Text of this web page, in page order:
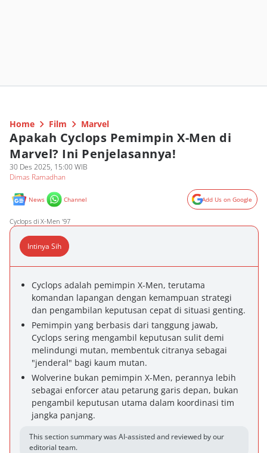
Home Film Marvel
Apakah Cyclops Pemimpin X-Men di
Marvel? Ini Penjelasannya!
30 Des 2025, 15:00 WIB
Dimas Ramadhan
News Channel Add Us on Google
Cyclops di X-Men '97
Intinya Sih
Cyclops adalah pemimpin X-Men, terutama
komandan lapangan dengan kemampuan strategi
dan pengambilan keputusan cepat di situasi genting.
Pemimpin yang berbasis dari tanggung jawab,
Cyclops sering mengambil keputusan sulit demi
melindungi mutan, membentuk citranya sebagai
"jenderal" bagi kaum mutan.
Wolverine bukan pemimpin X-Men, perannya lebih
sebagai enforcer atau petarung garis depan, bukan
pengambil keputusan utama dalam koordinasi tim
jangka panjang.
This section summary was AI-assisted and reviewed by our
editorial team.